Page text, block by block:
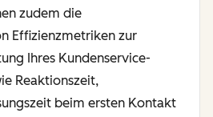
zudem die
Effizienzmetriken zur
Ihres Kundenservice-
Reaktionszeit,
beim ersten Kontakt